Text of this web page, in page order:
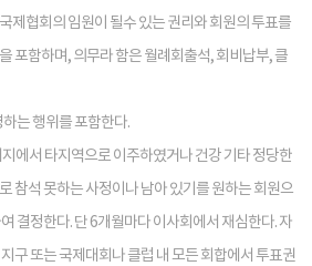
제협회의 임원이 될수 있는 권리와 회원의 투표를
포함하며, 의무라 함은 월례회출석, 회비납부, 클
는 행위를 포함한다.
에서 타지역으로 이주하였거나 건강 기타 정당한
참석 못하는 사정이나 남아 있기를 원하는 회원으
결정한다. 단 6개월마다 이사회에서 재심한다. 자
구 또는 국제대회나 클럽 내 모든 회합에서 투표권